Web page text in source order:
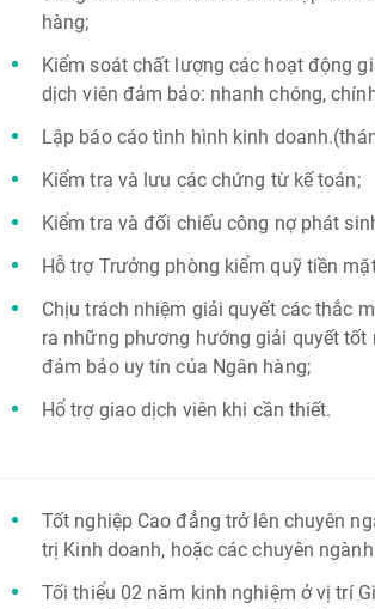
hàng;
Kiểm soát chất lượng các hoạt động
dịch viên đảm bảo: nhanh chóng,
Lập báo cáo tình hình kinh
Kiểm tra và lưu các chứng từ kế toán;
Kiểm tra và đối chiếu công nợ phát
Hỗ trợ Trưởng phòng kiểm quỹ tiền
Chịu trách nhiệm giải quyết các thắc
ra những phương hướng giải quyết tốt
đảm bảo uy tín của Ngân hàng;
Hổ trợ giao dịch viên khi cần thiết.
Tốt nghiệp Cao đẳng trở lên chuyên
trị Kinh doanh, hoặc các chuyên
Tối thiểu 02 năm kinh nghiệm ở vị trí